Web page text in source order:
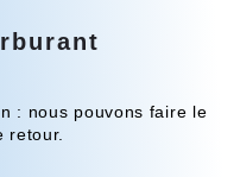
: nous pouvons faire le
retour.